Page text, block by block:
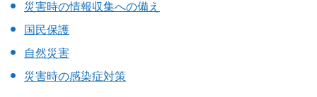
災害時の情報収集への備え
国民保護
自然災害
災害時の感染症対策